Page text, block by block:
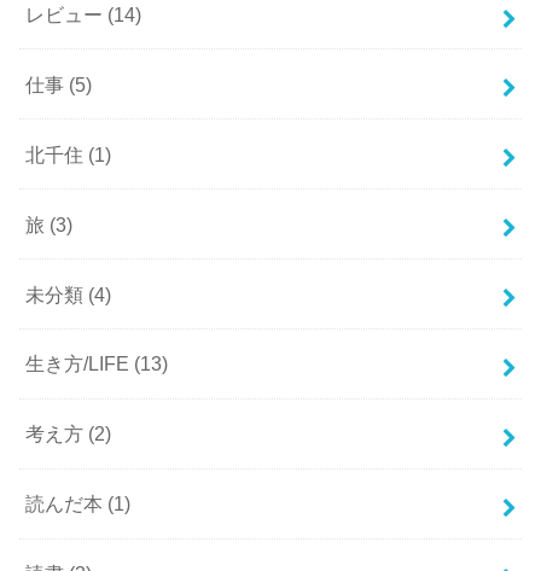
レビュー (14)
仕事 (5)
北千住 (1)
旅 (3)
未分類 (4)
生き方/LIFE (13)
考え方 (2)
読んだ本 (1)